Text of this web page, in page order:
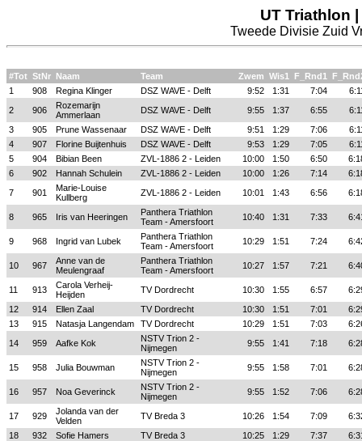
UT Triathlon
Tweede Divisie Zuid
#Tot StNr Naam Team Zwem Wis1 F_Rnd1
1
908 Regina Klinger DSZ WAVE - Delft 9:52 1:31 7:04
2
906
Rozemarijn
Ammerlaan
DSZ WAVE - Delft 9:55 1:37 6:55
3
905 Prune Wassenaar DSZ WAVE - Delft 9:51 1:29 7:06
4
907 Florine Buijtenhuis DSZ WAVE - Delft 9:53 1:29 7:05
5
904 Bibian Been ZVL-1886 2 - Leiden 10:00 1:50 6:50
6
902 Hannah Schulein ZVL-1886 2 - Leiden 10:00 1:26 7:14
7
901
Marie-Louise
Kullberg
ZVL-1886 2 - Leiden 10:01 1:43 6:56
8 965 Iris van Heeringen
Panthera Triathlon
Team - Amersfoort
10:40 1:31 7:33
9 968 Ingrid van Lubek
Panthera Triathlon
Team - Amersfoort
10:29 1:51 7:24
10 967
Anne van de
Meulengraaf
Panthera Triathlon
Team - Amersfoort
10:27 1:57 7:21
11 913
Carola Verheij-
Heijden
TV Dordrecht 10:30 1:55 6:57
12
914 Ellen Zaal TV Dordrecht 10:30 1:51 7:01
13
915 Natasja Langendam TV Dordrecht 10:29 1:51 7:03
14
959 Aafke Kok
NSTV Trion 2 -
Nijmegen
9:55 1:41 7:18
15 958 Julia Bouwman
NSTV Trion 2 -
Nijmegen
9:55 1:58 7:01
16 957 Noa Geverinck
NSTV Trion 2 -
Nijmegen
9:55 1:52 7:06
17 929
Jolanda van der
Velden
TV Breda 3 10:26 1:54 7:09
18
932 Sofie Hamers TV Breda 3 10:25 1:29 7:37